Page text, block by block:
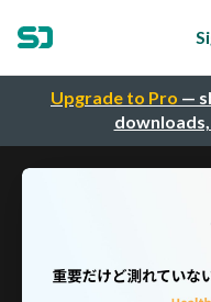
Upgrade to Pro —